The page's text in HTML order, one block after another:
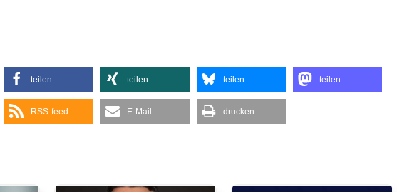
teilen teilen teilen teilen
RSS-feed E-Mail drucken